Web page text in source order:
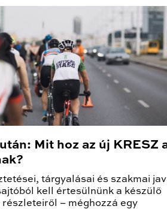
Mit hoz az új KRESZ
tárgyalásai és szakmai
kell értesülnünk a készülő
részleteiről – méghozzá egy